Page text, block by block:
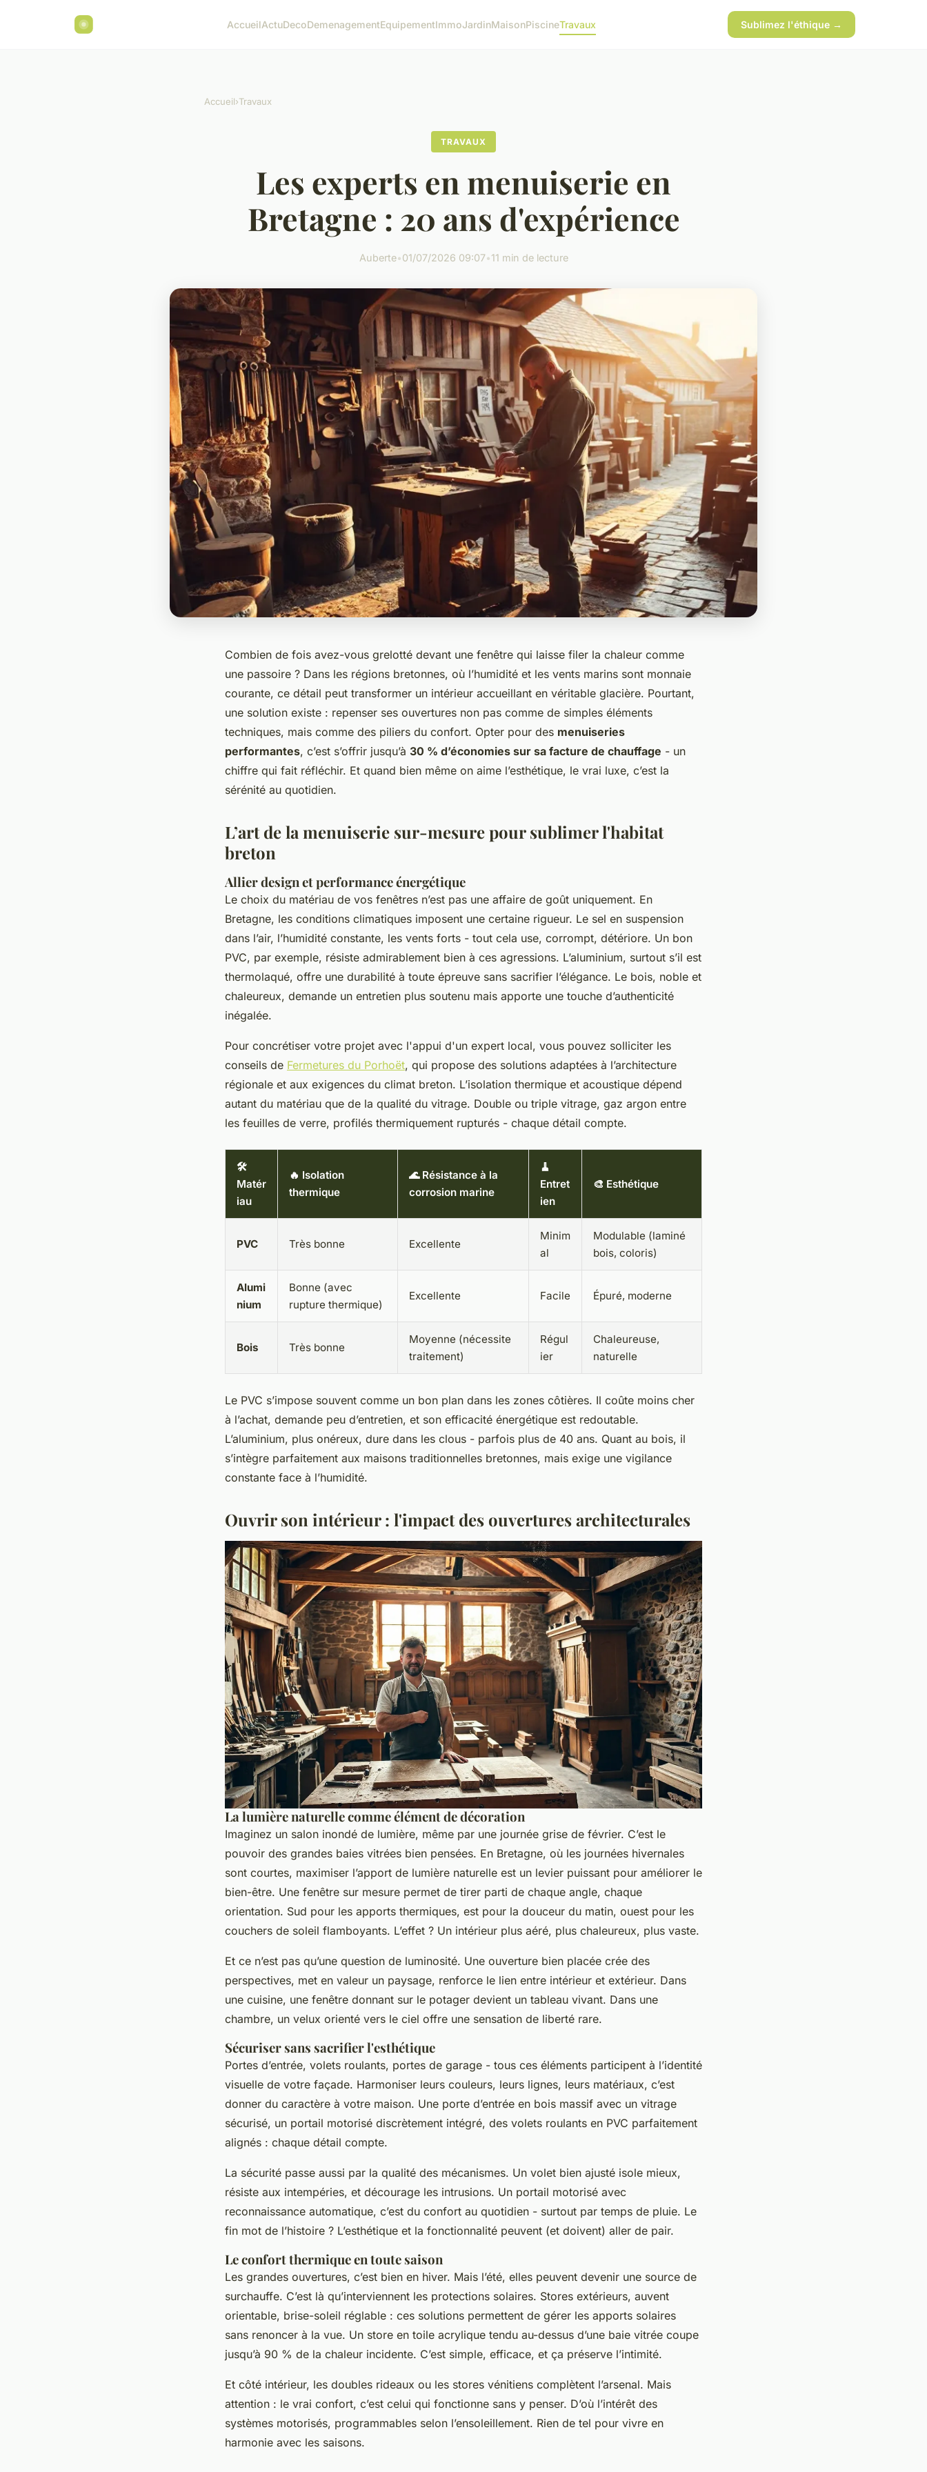
AccueilActuDecoDemenagementEquipementImmoJardinMaisonPiscineTravaux Sublimez l'éthique →
Accueil›Travaux
TRAVAUX
Les experts en menuiserie en
Bretagne : 20 ans d'expérience
Auberte•01/07/2026 09:07•11 min de lecture
Combien de fois avez-vous grelotté devant une fenêtre qui laisse filer la chaleur comme
une passoire ? Dans les régions bretonnes, où l’humidité et les vents marins sont monnaie
courante, ce détail peut transformer un intérieur accueillant en véritable glacière. Pourtant,
une solution existe : repenser ses ouvertures non pas comme de simples éléments
techniques, mais comme des piliers du confort. Opter pour des menuiseries
performantes, c’est s’offrir jusqu’à 30 % d’économies sur sa facture de chauffage - un
chiffre qui fait réfléchir. Et quand bien même on aime l’esthétique, le vrai luxe, c’est la
sérénité au quotidien.
L’art de la menuiserie sur-mesure pour sublimer l'habitat
breton
Allier design et performance énergétique
Le choix du matériau de vos fenêtres n’est pas une affaire de goût uniquement. En
Bretagne, les conditions climatiques imposent une certaine rigueur. Le sel en suspension
dans l’air, l’humidité constante, les vents forts - tout cela use, corrompt, détériore. Un bon
PVC, par exemple, résiste admirablement bien à ces agressions. L’aluminium, surtout s’il est
thermolaqué, offre une durabilité à toute épreuve sans sacrifier l’élégance. Le bois, noble et
chaleureux, demande un entretien plus soutenu mais apporte une touche d’authenticité
inégalée.
Pour concrétiser votre projet avec l'appui d'un expert local, vous pouvez solliciter les
conseils de Fermetures du Porhoët, qui propose des solutions adaptées à l’architecture
régionale et aux exigences du climat breton. L’isolation thermique et acoustique dépend
autant du matériau que de la qualité du vitrage. Double ou triple vitrage, gaz argon entre
les feuilles de verre, profilés thermiquement rupturés - chaque détail compte.
🛠️
Matér
iau
🔥 Isolation
thermique
🌊 Résistance à la
corrosion marine
🧹
Entret
ien
🎨 Esthétique
PVC Très bonne Excellente
Minim
al
Modulable (laminé
bois, coloris)
Alumi
nium
Bonne (avec
rupture thermique)
Excellente Facile Épuré, moderne
Bois Très bonne
Moyenne (nécessite
traitement)
Régul
ier
Chaleureuse,
naturelle
Le PVC s’impose souvent comme un bon plan dans les zones côtières. Il coûte moins cher
à l’achat, demande peu d’entretien, et son efficacité énergétique est redoutable.
L’aluminium, plus onéreux, dure dans les clous - parfois plus de 40 ans. Quant au bois, il
s’intègre parfaitement aux maisons traditionnelles bretonnes, mais exige une vigilance
constante face à l’humidité.
Ouvrir son intérieur : l'impact des ouvertures architecturales
La lumière naturelle comme élément de décoration
Imaginez un salon inondé de lumière, même par une journée grise de février. C’est le
pouvoir des grandes baies vitrées bien pensées. En Bretagne, où les journées hivernales
sont courtes, maximiser l’apport de lumière naturelle est un levier puissant pour améliorer le
bien-être. Une fenêtre sur mesure permet de tirer parti de chaque angle, chaque
orientation. Sud pour les apports thermiques, est pour la douceur du matin, ouest pour les
couchers de soleil flamboyants. L’effet ? Un intérieur plus aéré, plus chaleureux, plus vaste.
Et ce n’est pas qu’une question de luminosité. Une ouverture bien placée crée des
perspectives, met en valeur un paysage, renforce le lien entre intérieur et extérieur. Dans
une cuisine, une fenêtre donnant sur le potager devient un tableau vivant. Dans une
chambre, un velux orienté vers le ciel offre une sensation de liberté rare.
Sécuriser sans sacrifier l'esthétique
Portes d’entrée, volets roulants, portes de garage - tous ces éléments participent à l’identité
visuelle de votre façade. Harmoniser leurs couleurs, leurs lignes, leurs matériaux, c’est
donner du caractère à votre maison. Une porte d’entrée en bois massif avec un vitrage
sécurisé, un portail motorisé discrètement intégré, des volets roulants en PVC parfaitement
alignés : chaque détail compte.
La sécurité passe aussi par la qualité des mécanismes. Un volet bien ajusté isole mieux,
résiste aux intempéries, et décourage les intrusions. Un portail motorisé avec
reconnaissance automatique, c’est du confort au quotidien - surtout par temps de pluie. Le
fin mot de l’histoire ? L’esthétique et la fonctionnalité peuvent (et doivent) aller de pair.
Le confort thermique en toute saison
Les grandes ouvertures, c’est bien en hiver. Mais l’été, elles peuvent devenir une source de
surchauffe. C’est là qu’interviennent les protections solaires. Stores extérieurs, auvent
orientable, brise-soleil réglable : ces solutions permettent de gérer les apports solaires
sans renoncer à la vue. Un store en toile acrylique tendu au-dessus d’une baie vitrée coupe
jusqu’à 90 % de la chaleur incidente. C’est simple, efficace, et ça préserve l’intimité.
Et côté intérieur, les doubles rideaux ou les stores vénitiens complètent l’arsenal. Mais
attention : le vrai confort, c’est celui qui fonctionne sans y penser. D’où l’intérêt des
systèmes motorisés, programmables selon l’ensoleillement. Rien de tel pour vivre en
harmonie avec les saisons.